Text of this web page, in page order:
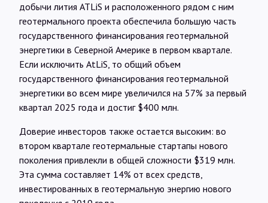
добычи лития ATLiS и расположенного рядом с ним
геотермального проекта обеспечила большую часть
государственного финансирования геотермальной
энергетики в Северной Америке в первом квартале.
Если исключить AtLiS, то общий объем
государственного финансирования геотермальной
энергетики во всем мире увеличился на 57% за первый
квартал 2025 года и достиг $400 млн.
Доверие инвесторов также остается высоким: во
втором квартале геотермальные стартапы нового
поколения привлекли в общей сложности $319 млн.
Эта сумма составляет 14% от всех средств,
инвестированных в геотермальную энергию нового